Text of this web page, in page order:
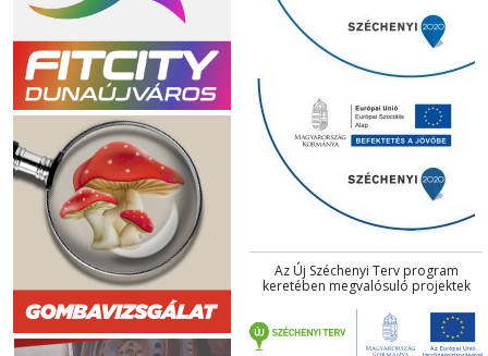
Az Új Széchenyi Terv program
keretében megvalósuló projektek